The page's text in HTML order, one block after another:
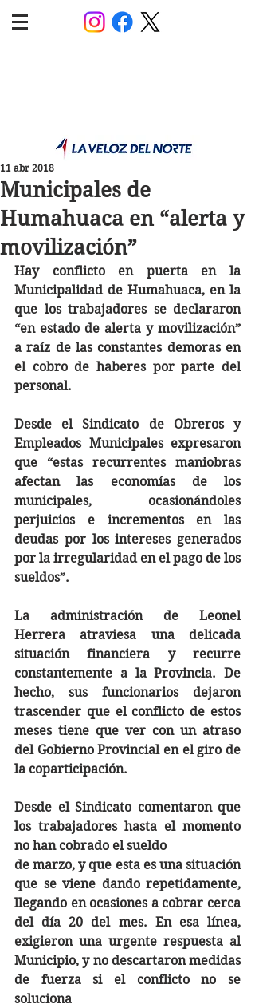
Municipales de
Humahuaca en “alerta y
movilización”
11 abr 2018
Hay conflicto en puerta en la
Municipalidad de Humahuaca, en la
que los trabajadores se declararon
“en estado de alerta y movilización”
a raíz de las constantes demoras en
el cobro de haberes por parte del
personal.
Desde el Sindicato de Obreros y
Empleados Municipales expresaron
que “estas recurrentes maniobras
afectan las economías de los
municipales, ocasionándoles
perjuicios e incrementos en las
deudas por los intereses generados
por la irregularidad en el pago de los
sueldos”.
La administración de Leonel
Herrera atraviesa una delicada
situación financiera y recurre
constantemente a la Provincia. De
hecho, sus funcionarios dejaron
trascender que el conflicto de estos
meses tiene que ver con un atraso
del Gobierno Provincial en el giro de
la coparticipación.
Desde el Sindicato comentaron que
los trabajadores hasta el momento
no han cobrado el sueldo
de marzo, y que esta es una situación
que se viene dando repetidamente,
llegando en ocasiones a cobrar cerca
del día 20 del mes. En esa línea,
exigieron una urgente respuesta al
Municipio, y no descartaron medidas
de fuerza si el conflicto no se
soluciona